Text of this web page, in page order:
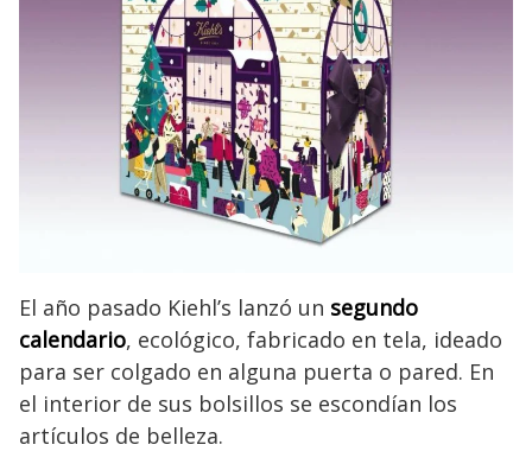
El año pasado Kiehl’s lanzó un segundo
calendario, ecológico, fabricado en tela, ideado
para ser colgado en alguna puerta o pared. En
el interior de sus bolsillos se escondían los
artículos de belleza.